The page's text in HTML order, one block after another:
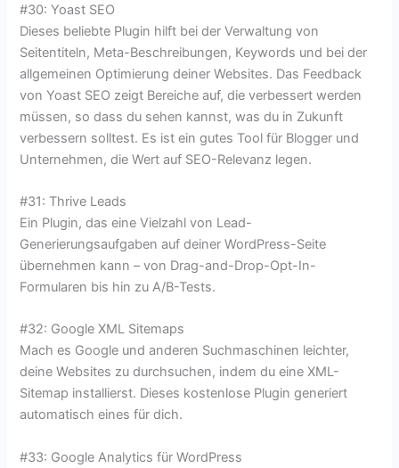
#30: Yoast SEO
Dieses beliebte Plugin hilft bei der Verwaltung von
Seitentiteln, Meta-Beschreibungen, Keywords und bei der
allgemeinen Optimierung deiner Websites. Das Feedback
von Yoast SEO zeigt Bereiche auf, die verbessert werden
müssen, so dass du sehen kannst, was du in Zukunft
verbessern solltest. Es ist ein gutes Tool für Blogger und
Unternehmen, die Wert auf SEO-Relevanz legen.
#31: Thrive Leads
Ein Plugin, das eine Vielzahl von Lead-
Generierungsaufgaben auf deiner WordPress-Seite
übernehmen kann – von Drag-and-Drop-Opt-In-
Formularen bis hin zu A/B-Tests.
#32: Google XML Sitemaps
Mach es Google und anderen Suchmaschinen leichter,
deine Websites zu durchsuchen, indem du eine XML-
Sitemap installierst. Dieses kostenlose Plugin generiert
automatisch eines für dich.
#33: Google Analytics für WordPress